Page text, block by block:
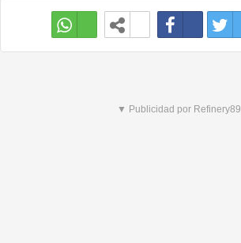
▼ Publicidad por Refinery89